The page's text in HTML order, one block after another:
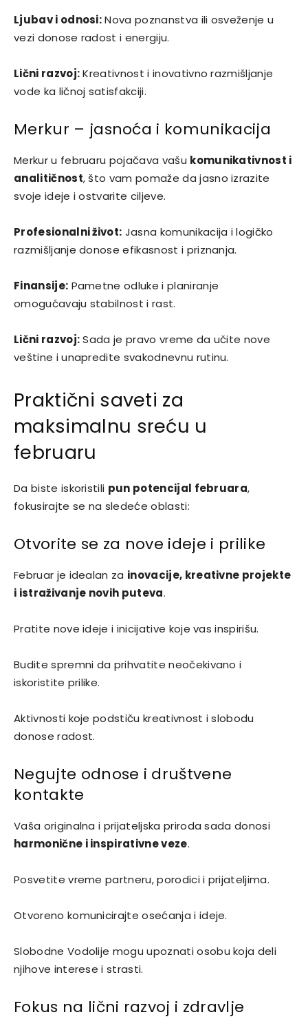
Ljubav i odnosi:Nova poznanstva ili osveženje u
vezi donose radost i energiju.
Lični razvoj:Kreativnost i inovativno razmišljanje
vode ka ličnoj satisfakciji.
Merkur – jasnoća i komunikacija
Merkur u februaru pojačava vašu komunikativnost i
analitičnost, što vam pomaže da jasno izrazite
svoje ideje i ostvarite ciljeve.
Profesionalni život: Jasna komunikacija i logičko
razmišljanje donose efikasnost i priznanja.
Finansije: Pametne odluke i planiranje
omogućavaju stabilnost i rast.
Lični razvoj:Sada je pravo vreme da učite nove
veštine i unapredite svakodnevnu rutinu.
Praktični saveti za
maksimalnu sreću u
februaru
Da biste iskoristili pun potencijal februara,
fokusirajte se na sledeće oblasti:
Otvorite se za nove ideje i prilike
Februar je idealan za inovacije, kreativne projekte
i istraživanje novih puteva.
Pratite nove ideje i inicijative koje vas inspirišu.
Budite spremni da prihvatite neočekivano i
iskoristite prilike.
Aktivnosti koje podstiču kreativnost i slobodu
donose radost.
Negujte odnose i društvene
kontakte
Vaša originalna i prijateljska priroda sada donosi
harmonične i inspirativne veze.
Posvetite vreme partneru, porodici i prijateljima.
Otvoreno komunicirajte osećanja i ideje.
Slobodne Vodolije mogu upoznati osobu koja deli
njihove interese i strasti.
Fokus na lični razvoj i zdravlje